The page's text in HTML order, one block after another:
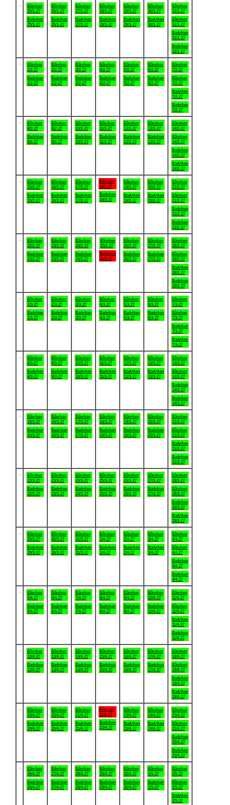
Båtviken
25/1-27
Badviken
25/1-27
Båtviken
26/1-27
Badviken
26/1-27
Båtviken
27/1-27
Badviken
27/1-27
Båtviken
28/1-27
Badviken
28/1-27
Båtviken
29/1-27
Badviken
29/1-27
Båtviken
30/1-27
Badviken
30/1-27
Båtviken
31/1-27
Båtviken
31/1-27
Badviken
31/1-27
Badviken
31/1-27
Båtviken
1/2-27
Badviken
1/2-27
Båtviken
2/2-27
Badviken
2/2-27
Båtviken
3/2-27
Badviken
3/2-27
Båtviken
4/2-27
Badviken
4/2-27
Båtviken
5/2-27
Badviken
5/2-27
Båtviken
6/2-27
Badviken
6/2-27
Båtviken
7/2-27
Båtviken
7/2-27
Badviken
7/2-27
Badviken
7/2-27
Båtviken
8/2-27
Badviken
8/2-27
Båtviken
9/2-27
Badviken
9/2-27
Båtviken
10/2-27
Badviken
10/2-27
Båtviken
11/2-27
Badviken
11/2-27
Båtviken
12/2-27
Badviken
12/2-27
Båtviken
13/2-27
Badviken
13/2-27
Båtviken
14/2-27
Båtviken
14/2-27
Badviken
14/2-27
Badviken
14/2-27
Båtviken
15/2-27
Badviken
15/2-27
Båtviken
16/2-27
Badviken
16/2-27
Båtviken
17/2-27
Badviken
17/2-27
Båtviken
18/2-27
Badviken
18/2-27
Båtviken
19/2-27
Badviken
19/2-27
Båtviken
20/2-27
Badviken
20/2-27
Båtviken
21/2-27
Båtviken
21/2-27
Badviken
21/2-27
Badviken
21/2-27
Båtviken
22/2-27
Badviken
22/2-27
Båtviken
23/2-27
Badviken
23/2-27
Båtviken
24/2-27
Badviken
24/2-27
Båtviken
25/2-27
Badviken
25/2-27
Båtviken
26/2-27
Badviken
26/2-27
Båtviken
27/2-27
Badviken
27/2-27
Båtviken
28/2-27
Båtviken
28/2-27
Badviken
28/2-27
Badviken
28/2-27
Båtviken
1/3-27
Badviken
1/3-27
Båtviken
2/3-27
Badviken
2/3-27
Båtviken
3/3-27
Badviken
3/3-27
Båtviken
4/3-27
Badviken
4/3-27
Båtviken
5/3-27
Badviken
5/3-27
Båtviken
6/3-27
Badviken
6/3-27
Båtviken
7/3-27
Båtviken
7/3-27
Badviken
7/3-27
Badviken
7/3-27
Båtviken
8/3-27
Badviken
8/3-27
Båtviken
9/3-27
Badviken
9/3-27
Båtviken
10/3-27
Badviken
10/3-27
Båtviken
11/3-27
Badviken
11/3-27
Båtviken
12/3-27
Badviken
12/3-27
Båtviken
13/3-27
Badviken
13/3-27
Båtviken
14/3-27
Båtviken
14/3-27
Badviken
14/3-27
Badviken
14/3-27
Båtviken
15/3-27
Badviken
15/3-27
Båtviken
16/3-27
Badviken
16/3-27
Båtviken
17/3-27
Badviken
17/3-27
Båtviken
18/3-27
Badviken
18/3-27
Båtviken
19/3-27
Badviken
19/3-27
Båtviken
20/3-27
Badviken
20/3-27
Båtviken
21/3-27
Båtviken
21/3-27
Badviken
21/3-27
Badviken
21/3-27
Båtviken
22/3-27
Badviken
22/3-27
Båtviken
23/3-27
Badviken
23/3-27
Båtviken
24/3-27
Badviken
24/3-27
Båtviken
25/3-27
Badviken
25/3-27
Båtviken
26/3-27
Badviken
26/3-27
Båtviken
27/3-27
Badviken
27/3-27
Båtviken
28/3-27
Båtviken
28/3-27
Badviken
28/3-27
Badviken
28/3-27
Båtviken
29/3-27
Badviken
29/3-27
Båtviken
30/3-27
Badviken
30/3-27
Båtviken
31/3-27
Badviken
31/3-27
Båtviken
1/4-27
Badviken
1/4-27
Båtviken
2/4-27
Badviken
2/4-27
Båtviken
3/4-27
Badviken
3/4-27
Båtviken
4/4-27
Båtviken
4/4-27
Badviken
4/4-27
Badviken
4/4-27
Båtviken
5/4-27
Badviken
5/4-27
Båtviken
6/4-27
Badviken
6/4-27
Båtviken
7/4-27
Badviken
7/4-27
Båtviken
8/4-27
Badviken
8/4-27
Båtviken
9/4-27
Badviken
9/4-27
Båtviken
10/4-27
Badviken
10/4-27
Båtviken
11/4-27
Båtviken
11/4-27
Badviken
11/4-27
Badviken
11/4-27
Båtviken
12/4-27
Badviken
12/4-27
Båtviken
13/4-27
Badviken
13/4-27
Båtviken
14/4-27
Badviken
14/4-27
Båtviken
15/4-27
Badviken
15/4-27
Båtviken
16/4-27
Badviken
16/4-27
Båtviken
17/4-27
Badviken
17/4-27
Båtviken
18/4-27
Båtviken
18/4-27
Badviken
18/4-27
Badviken
18/4-27
Båtviken
19/4-27
Badviken
19/4-27
Båtviken
20/4-27
Badviken
20/4-27
Båtviken
21/4-27
Badviken
21/4-27
Båtviken
22/4-27
Badviken
22/4-27
Båtviken
23/4-27
Badviken
23/4-27
Båtviken
24/4-27
Badviken
24/4-27
Båtviken
25/4-27
Båtviken
25/4-27
Badviken
25/4-27
Badviken
25/4-27
Båtviken
26/4-27
Badviken
26/4-27
Båtviken
27/4-27
Badviken
27/4-27
Båtviken
28/4-27
Badviken
28/4-27
Båtviken
29/4-27
Badviken
29/4-27
Båtviken
30/4-27
Badviken
30/4-27
Båtviken
1/5-27
Badviken
1/5-27
Båtviken
2/5-27
Båtviken
2/5-27
Badviken
2/5-27